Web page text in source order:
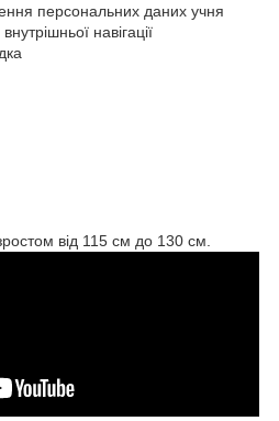
персональних даних учня
навігації
від 115 см до 130 см.